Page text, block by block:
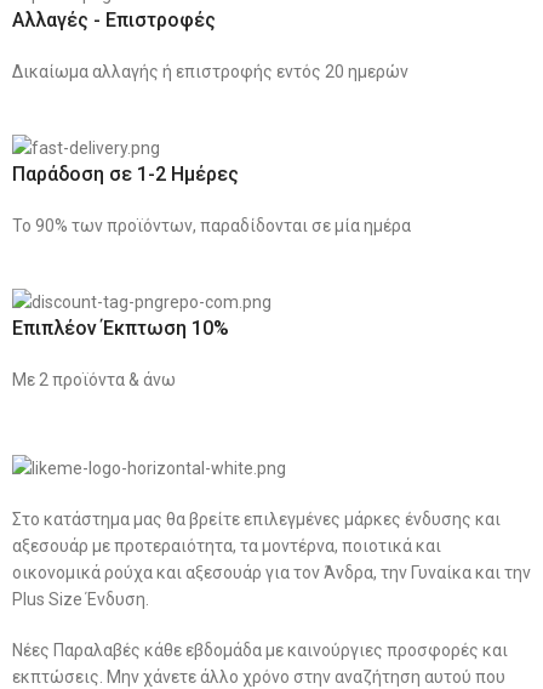
Αλλαγές - Επιστροφές
Δικαίωμα αλλαγής ή επιστροφής εντός 20 ημερών
Παράδοση σε 1-2 Ημέρες
Το 90% των προϊόντων, παραδίδονται σε μία ημέρα
Επιπλέον Έκπτωση 10%
Με 2 προϊόντα & άνω
Στο κατάστημα μας θα βρείτε επιλεγμένες μάρκες ένδυσης και
αξεσουάρ με προτεραιότητα, τα μοντέρνα, ποιοτικά και
οικονομικά ρούχα και αξεσουάρ για τον Άνδρα, την Γυναίκα και την
Plus Size Ένδυση.
Νέες Παραλαβές κάθε εβδομάδα με καινούργιες προσφορές και
εκπτώσεις. Μην χάνετε άλλο χρόνο στην αναζήτηση αυτού που